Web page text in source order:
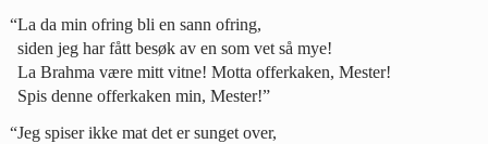
“La da min ofring bli en sann ofring,
siden jeg har fått besøk av en som vet så mye!
La Brahma være mitt vitne! Motta offerkaken, Mester!
Spis denne offerkaken min, Mester!”
“Jeg spiser ikke mat det er sunget over,